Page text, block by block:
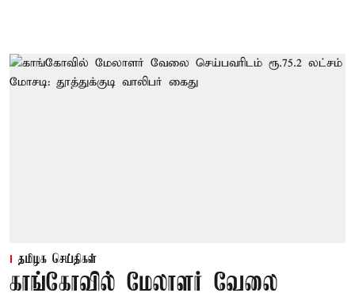
தமிழக செய்திகள்
காங்கோவில் மேலாளர் வேலை